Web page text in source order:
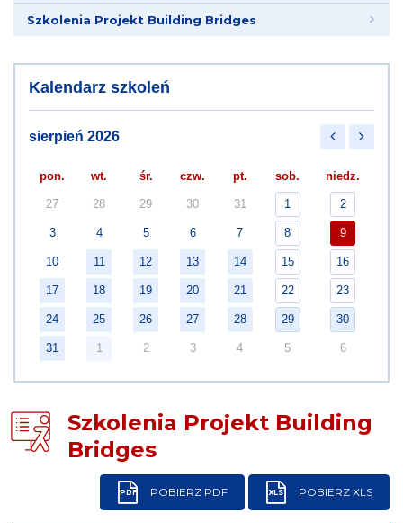
Szkolenia Projekt Building Bridges
Kalendarz szkoleń
sierpień 2026
pon. wt. śr. czw. pt. sob. niedz.
27 28 29 30 31 1 2
3 4 5 6 7 8 9
10 11 12 13 14 15 16
17 18 19 20 21 22 23
24 25 26 27 28 29 30
31 1 2 3 4 5 6
Szkolenia Projekt Building
Bridges
PDF POBIERZ PDF XLS POBIERZ XLS